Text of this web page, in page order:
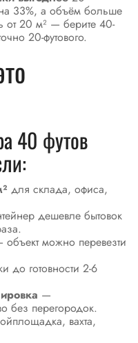
33%, а объём больше
20 м² — берите 40-
20-футового.
40 футов
для склада, офиса,
дешевле бытовок
объект можно перевезти
до готовности 2-6
—
без перегородок.
вахта,